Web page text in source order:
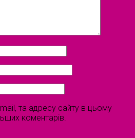
та адресу сайту в цьому
коментарів.